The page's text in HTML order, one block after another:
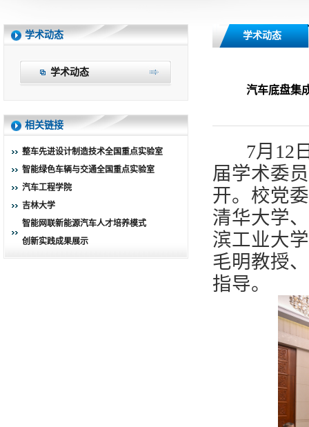
学术动态
学术动态
相关链接
整车先进设计制造技术全国重点实验室
智能绿色车辆与交通全国重点实验室
汽车工程学院
吉林大学
智能网联新能源汽车人才培养模式
创新实践成果展示
学术动态
汽车底盘集
7月12日
届学术委
开。校党
清华大学
滨工业大
毛明教授
指导。